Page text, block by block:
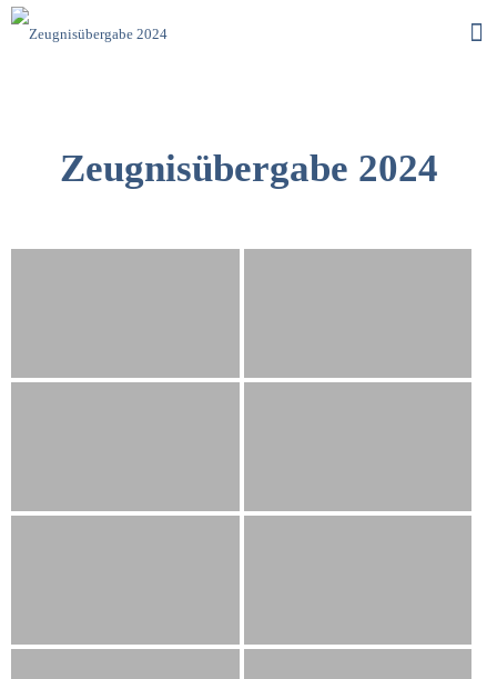
Zeugnisübergabe 2024